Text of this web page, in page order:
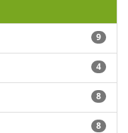
9
4
8
8